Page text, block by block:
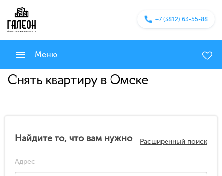
+7 (3812) 63-55-88
Меню
Снять квартиру в Омске
Найдите то, что вам нужно Расширенный поиск
Адрес